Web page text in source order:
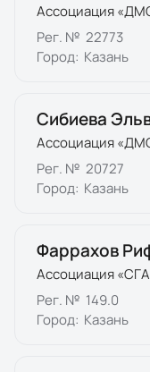
Ассоциация
Рег. № 22773
Город: Казань
Сибиева
Ассоциация
Рег. № 20727
Город: Казань
Фаррахов
Ассоциация
Рег. № 149.0
Город: Казань